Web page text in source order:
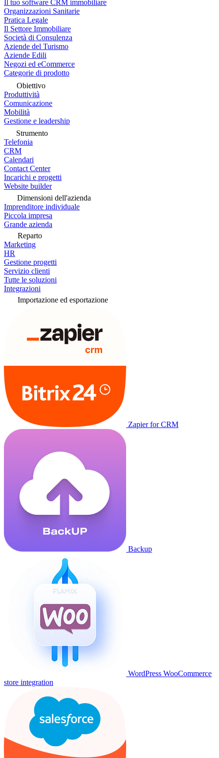
Il tuo software CRM immobiliare
Organizzazioni Sanitarie
Pratica Legale
Il Settore Immobiliare
Società di Consulenza
Aziende del Turismo
Aziende Edili
Negozi ed eCommerce
Categorie di prodotto
Obiettivo
Produttività
Comunicazione
Mobilità
Gestione e leadership
Strumento
Telefonia
CRM
Calendari
Contact Center
Incarichi e progetti
Website builder
Dimensioni dell'azienda
Imprenditore individuale
Piccola impresa
Grande azienda
Reparto
Marketing
HR
Gestione progetti
Servizio clienti
Tutte le soluzioni
Integrazioni
Importazione ed esportazione
Zapier for CRM
Backup
WordPress WooCommerce
store integration